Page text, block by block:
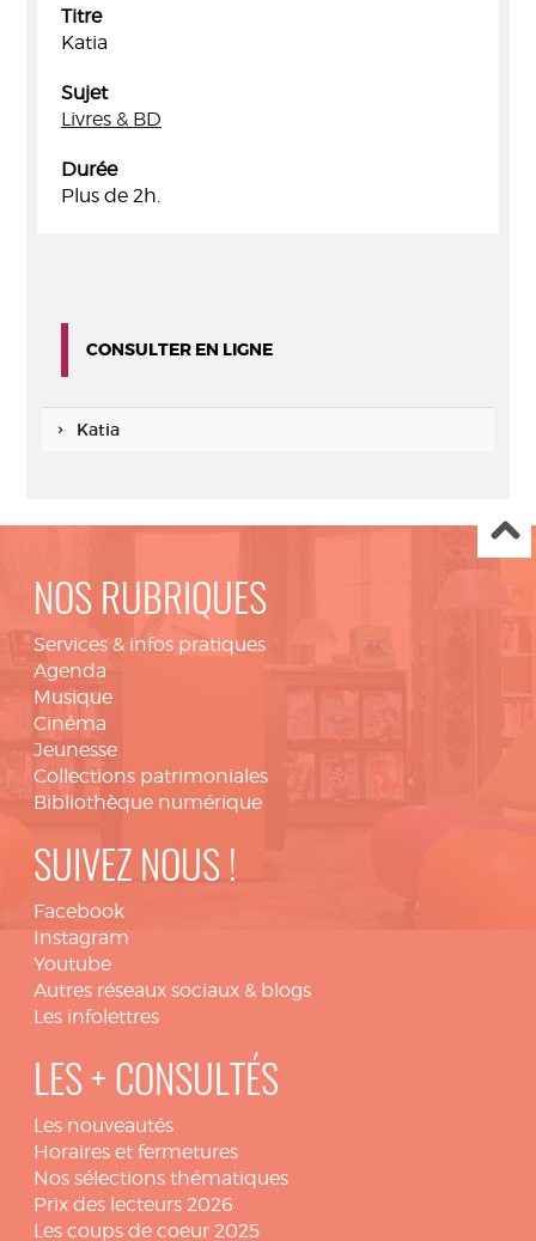
Titre
Katia
Sujet
Livres & BD
Durée
Plus de 2h.
CONSULTER EN LIGNE
Katia
NOS RUBRIQUES
Services & infos pratiques
Agenda
Musique
Cinéma
Jeunesse
Collections patrimoniales
Bibliothèque numérique
SUIVEZ NOUS !
Facebook
Instagram
Youtube
Autres réseaux sociaux & blogs
Les infolettres
LES + CONSULTÉS
Les nouveautés
Horaires et fermetures
Nos sélections thématiques
Prix des lecteurs 2026
Les coups de coeur 2025